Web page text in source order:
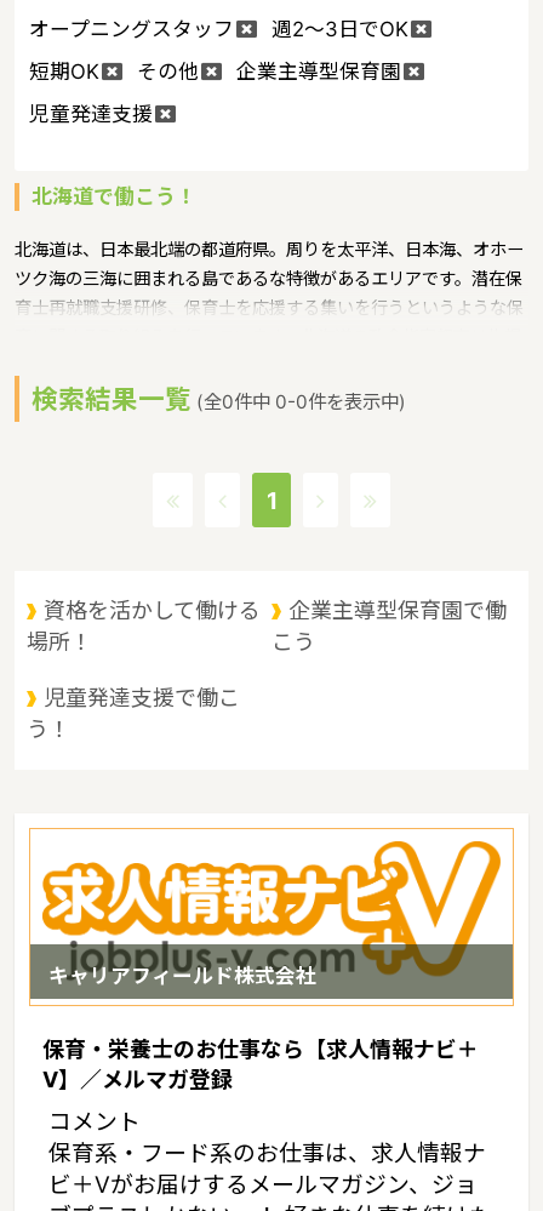
オープニングスタッフ
週2～3日でOK
短期OK
その他
企業主導型保育園
児童発達支援
北海道で働こう！
北海道は、日本最北端の都道府県。周りを太平洋、日本海、オホー
ツク海の三海に囲まれる島であるな特徴があるエリアです。潜在保
育士再就職支援研修、保育士を応援する集いを行うというような保
所や保育施設が994施設あり、保育士求人倍率が1.76となっていま
す。（2017年10月現在）北海道の市町村は179つあります。北海道
根室本線・JR富良野線・JR宗谷本線・JR石北本線・JR釧網本線・
円（2017年10月賃貸住宅 D-room調べ）
検索結果一覧 (全0件中 0-0件を表示中)
1
資格を活かして働ける
場所！
企業主導型保育園で働
こう
児童発達支援で働こ
う！
キャリアフィールド株式会社
保育・栄養士のお仕事なら【求人情報ナビ＋
V】／メルマガ登録
コメント
保育系・フード系のお仕事は、求人情報ナ
ビ＋Vがお届けするメールマガジン、ジョ